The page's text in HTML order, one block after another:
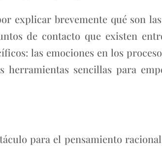
explicar brevemente qué son
de contacto que existen
las emociones en los
sencillas para
para el pensamiento